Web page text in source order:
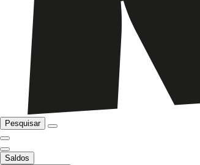
Pesquisar
Saldos